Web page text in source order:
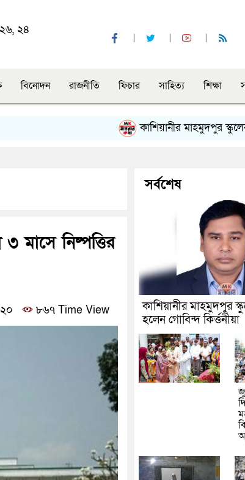
২৪
বিনোদন রাজনীতি ফিচার সাহিত্য শিক্ষা
কাশিয়ানীর মাহমুদপুর স্কুলের
৩ মাসে নিষ্পত্তির
৮৬৭ Time View
সর্বশেষ
কাশিয়ানীর মাহমুদপুর
হলেন গোবিন্দ কির্ত্তনীয়া